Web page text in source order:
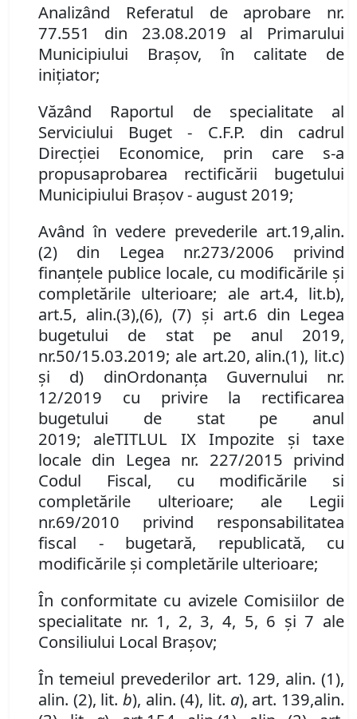
Analizând Referatul de aprobare nr.
77.551 din 23.08.2019 al Primarului
Municipiului Braşov, în calitate de
inițiator;
Văzând Raportul de specialitate al
Serviciului Buget - C.F.P. din cadrul
Direcției Economice, prin care s-a
propusaprobarea rectificării bugetului
Municipiului Braşov - august 2019;
Având în vedere prevederile art.19,alin.
(2) din Legea nr.273/2006 privind
finanţele publice locale, cu modificările şi
completările ulterioare; ale art.4, lit.b),
art.5, alin.(3),(6),(7) și art.6 din Legea
bugetului de stat pe anul 2019,
nr.50/15.03.2019; ale art.20, alin.(1), lit.c)
și d) dinOrdonanța Guvernului nr.
12/2019 cu privire la rectificarea
bugetului de stat pe anul
2019; aleTITLUL IX Impozite și taxe
locale din Legea nr. 227/2015 privind
Codul Fiscal, cu modificările si
completările ulterioare; ale Legii
nr.69/2010 privind responsabilitatea
fiscal -bugetară, republicată, cu
modificările și completările ulterioare;
În conformitate cu avizele Comisiilor de
specialitate nr. 1, 2, 3,4, 5, 6 și7 ale
Consiliului Local Brașov;
În temeiul prevederilor art. 129, alin. (1),
alin. (2), lit. b), alin. (4), lit. a), art. 139,alin.